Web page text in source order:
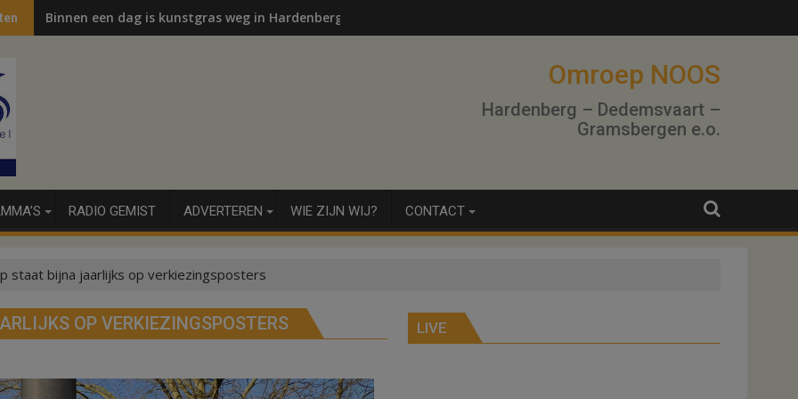
Binnen een dag is kunstgras weg in Hardenberg en Sibculo
Omroep NOOS
Hardenberg – Dedemsvaart –
Gramsbergen e.o.
RADIO GEMIST ADVERTEREN WIE ZIJN WIJ? CONTACT
staat bijna jaarlijks op verkiezingsposters
OP VERKIEZINGSPOSTERS LIVE